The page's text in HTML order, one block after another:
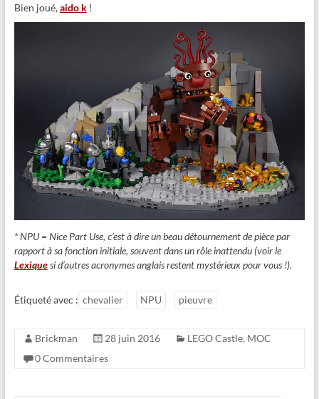
Bien joué,aido k!
* NPU = Nice Part Use, c’est à dire un beau détournement de pièce par
rapport à sa fonction initiale, souvent dans un rôle inattendu (voir le
Lexiquesi d’autres acronymes anglais restent mystérieux pour vous !).
Étiqueté avec : chevalier NPU pieuvre
Brickman 28 juin 2016 LEGO Castle, MOC
0 Commentaires